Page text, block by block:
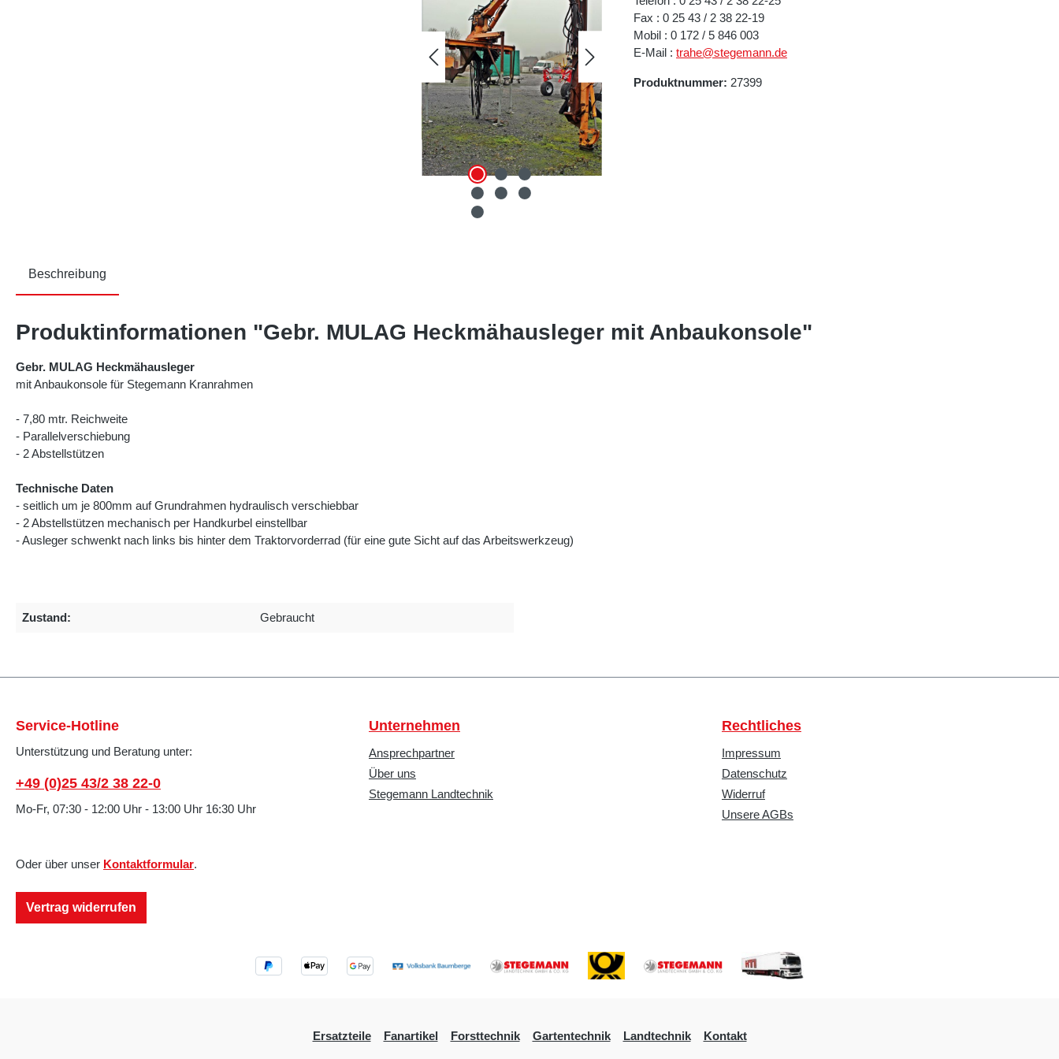
Fax : 0 25 43 / 2 38 22-19
Mobil : 0 172 / 5 846 003
E-Mail : trahe@stegemann.de
Produktnummer: 27399
Beschreibung
Produktinformationen "Gebr. MULAG Heckmähausleger mit Anbaukonsole"
Gebr. MULAG Heckmähausleger
mit Anbaukonsole für Stegemann Kranrahmen
- 7,80 mtr. Reichweite
- Parallelverschiebung
- 2 Abstellstützen
Technische Daten
- seitlich um je 800mm auf Grundrahmen hydraulisch verschiebbar
- 2 Abstellstützen mechanisch per Handkurbel einstellbar
- Ausleger schwenkt nach links bis hinter dem Traktorvorderrad (für eine gute Sicht auf das Arbeitswerkzeug)
Zustand: Gebraucht
Service-Hotline
Unterstützung und Beratung unter:
+49 (0)25 43/2 38 22-0
Mo-Fr, 07:30 - 12:00 Uhr - 13:00 Uhr 16:30 Uhr
Oder über unser Kontaktformular.
Vertrag widerrufen
Unternehmen
Ansprechpartner
Über uns
Stegemann Landtechnik
Rechtliches
Impressum
Datenschutz
Widerruf
Unsere AGBs
Ersatzteile Fanartikel Forsttechnik Gartentechnik Landtechnik Kontakt